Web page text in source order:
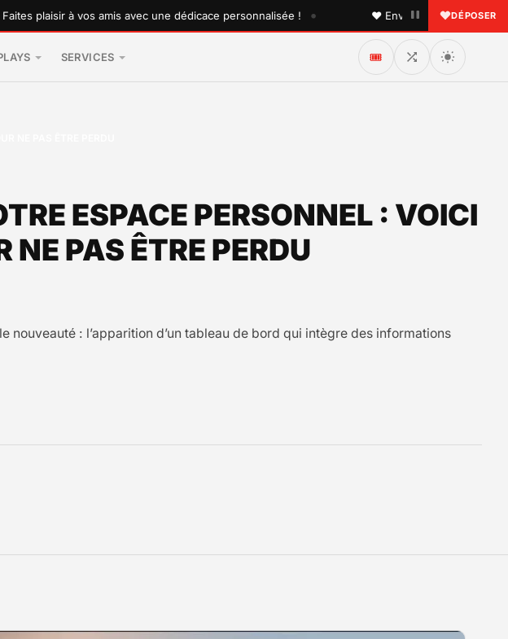
plaisir à vos amis avec une dédicace personnalisée ! • ♥ Envoyez une dédicace à
DÉPOSER
SERVICES 🎟️
ESPACE PERSONNEL : VOICI
PAS ÊTRE PERDU
: l’apparition d’un tableau de bord qui intègre des informations